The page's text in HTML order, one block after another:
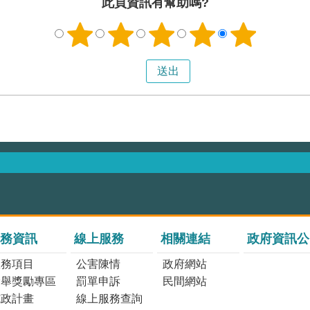
此頁資訊有幫助嗎?
資訊
項目
獎勵專區
計畫
線上服務
公害陳情
罰單申訴
線上服務查詢
相關連結
政府網站
民間網站
政府資訊